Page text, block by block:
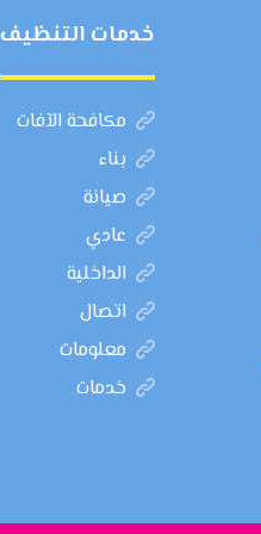
خدمات التنظيف
مكافحة الآفات
بناء
صيانة
عادي
الداخلية
اتصال
معلومات
خدمات